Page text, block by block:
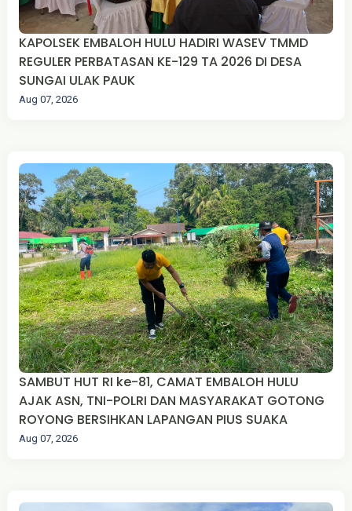
KAPOLSEK EMBALOH HULU HADIRI WASEV TMMD
REGULER PERBATASAN KE-129 TA 2026 DI DESA
SUNGAI ULAK PAUK
Aug 07, 2026
SAMBUT HUT RI ke-81, CAMAT EMBALOH HULU
AJAK ASN, TNI-POLRI DAN MASYARAKAT GOTONG
ROYONG BERSIHKAN LAPANGAN PIUS SUAKA
Aug 07, 2026